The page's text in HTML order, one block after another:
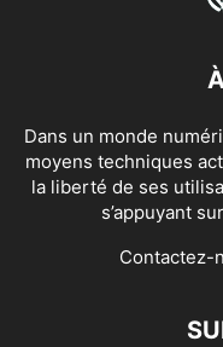
Dans un monde
moyens techniques
la liberté de ses
s’appuyant
Contactez-